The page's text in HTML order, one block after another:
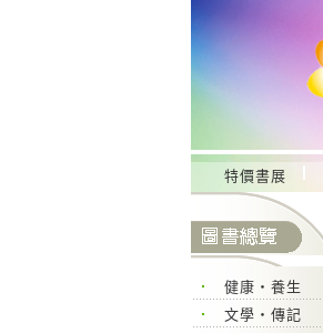
特價書展
健康‧養生
文學‧傳記